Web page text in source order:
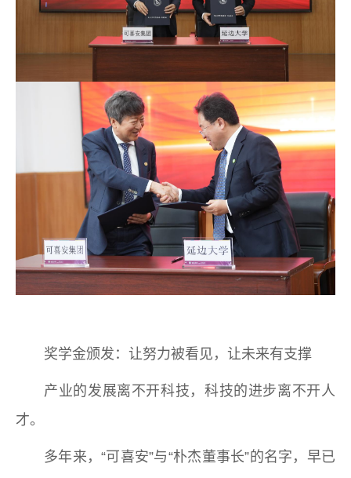
奖学金颁发：让努力被看见，让未来有支撑
产业的发展离不开科技，科技的进步离不开人
才。
多年来，“可喜安”与“朴杰董事长”的名字，早已